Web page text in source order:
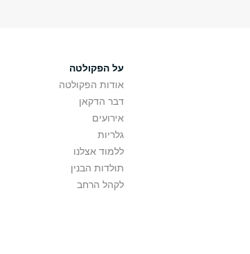
על הפקולטה
אודות הפקולטה
דבר הדקאן
אירועים
גלריות
ללמוד אצלנו
תולדות הבנין
לקהל הרחב